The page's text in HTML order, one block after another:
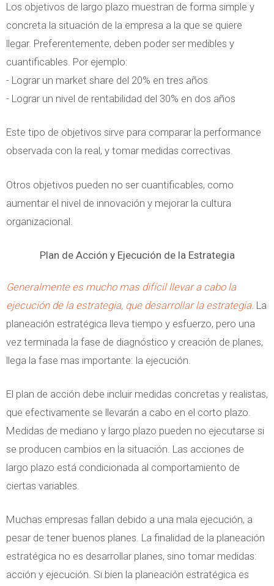
Los objetivos de largo plazo muestran de forma simple y
concreta la situación de la empresa a la que se quiere
llegar. Preferentemente, deben poder ser medibles y
cuantificables. Por ejemplo:
- Lograr un market share del 20% en tres años
- Lograr un nivel de rentabilidad del 30% en dos años
Este tipo de objetivos sirve para comparar la performance
observada con la real, y tomar medidas correctivas.
Otros objetivos pueden no ser cuantificables, como
aumentar el nivel de innovación y mejorar la cultura
organizacional.
Plan de Acción y Ejecución de la Estrategia
Generalmente es mucho mas difícil llevar a cabo la
ejecución de la estrategia, que desarrollar la estrategia. La
planeación estratégica lleva tiempo y esfuerzo, pero una
vez terminada la fase de diagnóstico y creación de planes,
llega la fase mas importante: la ejecución.
El plan de acción debe incluir medidas concretas y realistas,
que efectivamente se llevarán a cabo en el corto plazo.
Medidas de mediano y largo plazo pueden no ejecutarse si
se producen cambios en la situación. Las acciones de
largo plazo está condicionada al comportamiento de
ciertas variables.
Muchas empresas fallan debido a una mala ejecución, a
pesar de tener buenos planes. La finalidad de la planeación
estratégica no es desarrollar planes, sino tomar medidas:
acción y ejecución. Si bien la planeación estratégica es